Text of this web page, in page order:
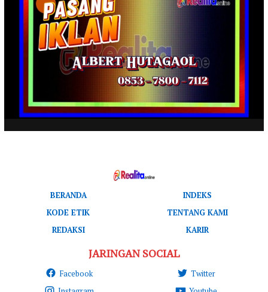
BERANDA
INDEKS
KODE ETIK
TENTANG KAMI
REDAKSI
KARIR
JARINGAN SOCIAL
Facebook
Twitter